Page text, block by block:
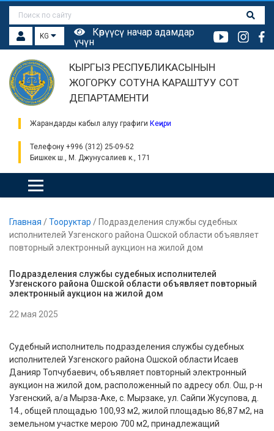
KG
Көрүүсү начар адамдар
үчүн
КЫРГЫЗ РЕСПУБЛИКАСЫНЫН
ЖОГОРКУ СОТУНА КАРАШТУУ СОТ
ДЕПАРТАМЕНТИ
Жарандарды кабыл алуу графиги Кеңири
Телефону +996 (312) 25-09-52
Бишкек ш., М. Джунусалиев к., 171
Главная /Тооруктар / Подразделения службы судебных
исполнителей Узгенского района Ошской области объявляет
повторный электронный аукцион на жилой дом
Подразделения службы судебных исполнителей
Узгенского района Ошской области объявляет повторный
электронный аукцион на жилой дом
22 мая 2025
Судебный исполнитель подразделения службы судебных
исполнителей Узгенского района Ошской области Исаев
Данияр Топчубаевич, объявляет повторный электронный
аукцион на жилой дом, расположенный по адресу обл. Ош, р-н
Узгенский, а/а Мырза-Аке, с. Мырзаке, ул. Сайпи Жусупова, д.
14., общей площадью 100,93 м2, жилой площадью 86,87 м2, на
земельном участке мерою 700 м2, принадлежащий